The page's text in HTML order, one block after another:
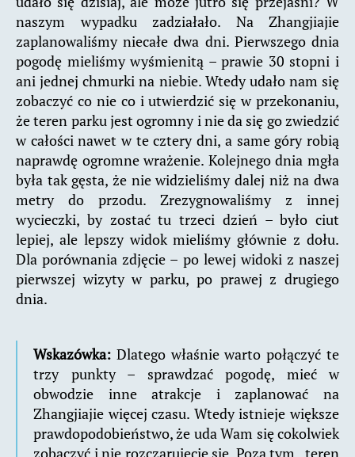
naszym wypadku zadziałało. Na Zhangjiajie
zaplanowaliśmy niecałe dwa dni. Pierwszego dnia
pogodę mieliśmy wyśmienitą – prawie 30 stopni i
ani jednej chmurki na niebie. Wtedy udało nam się
zobaczyć co nie co i utwierdzić się w przekonaniu,
że teren parku jest ogromny i nie da się go zwiedzić
w całości nawet w te cztery dni, a same góry robią
naprawdę ogromne wrażenie. Kolejnego dnia mgła
była tak gęsta, że nie widzieliśmy dalej niż na dwa
metry do przodu. Zrezygnowaliśmy z innej
wycieczki, by zostać tu trzeci dzień – było ciut
lepiej, ale lepszy widok mieliśmy głównie z dołu.
Dla porównania zdjęcie – po lewej widoki z naszej
pierwszej wizyty w parku, po prawej z drugiego
dnia.
Wskazówka: Dlatego właśnie warto połączyć te
trzy punkty – sprawdzać pogodę, mieć w
obwodzie inne atrakcje i zaplanować na
Zhangjiajie więcej czasu. Wtedy istnieje większe
prawdopodobieństwo, że uda Wam się cokolwiek